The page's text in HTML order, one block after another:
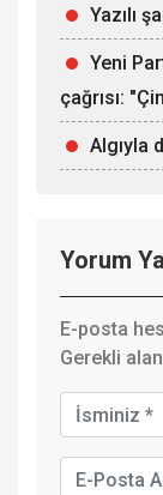
Yazılı
Yeni
çağrısı:
Algıyla
Yorum
E-posta
Gerekli